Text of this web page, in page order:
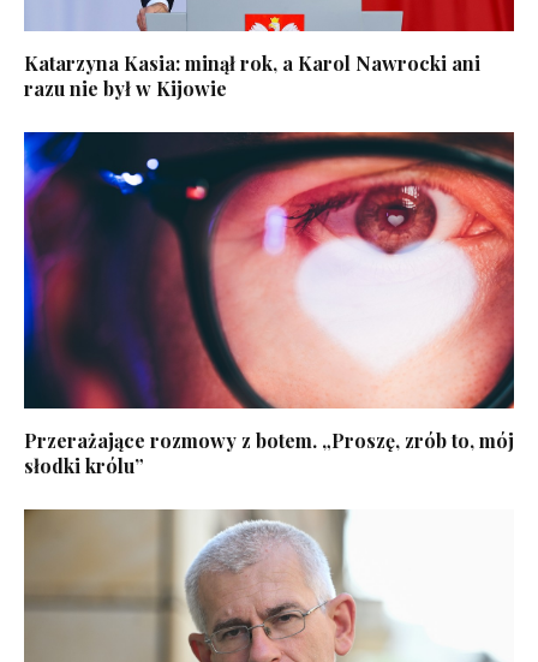
Katarzyna Kasia: minął rok, a Karol Nawrocki ani
razu nie był w Kijowie
Przerażające rozmowy z botem. „Proszę, zrób to, mój
słodki królu”